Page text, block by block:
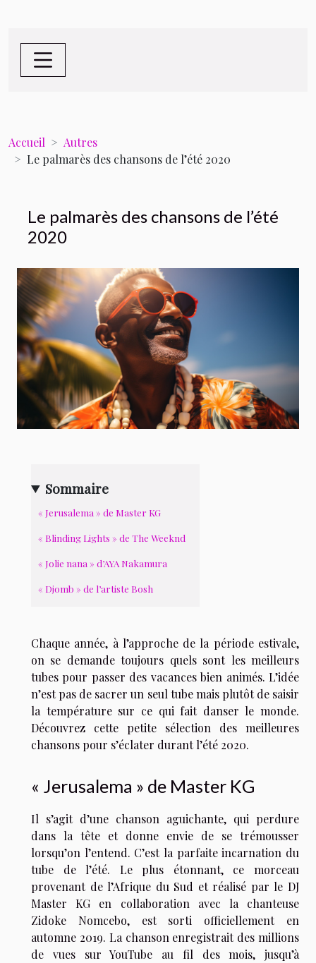
Accueil
Autres
Le palmarès des chansons de l’été 2020
Le palmarès des chansons de l’été
2020
Sommaire
« Jerusalema » de Master KG
« Blinding Lights » de The Weeknd
« Jolie nana » d’AYA Nakamura
« Djomb » de l’artiste Bosh
Chaque année, à l’approche de la période estivale,
on se demande toujours quels sont les meilleurs
tubes pour passer des vacances bien animés. L’idée
n’est pas de sacrer un seul tube mais plutôt de saisir
la température sur ce qui fait danser le monde.
Découvrez cette petite sélection des meilleures
chansons pour s’éclater durant l’été 2020.
« Jerusalema » de Master KG
Il s’agit d’une chanson aguichante, qui perdure
dans la tête et donne envie de se trémousser
lorsqu’on l’entend. C’est la parfaite incarnation du
tube de l’été. Le plus étonnant, ce morceau
provenant de l’Afrique du Sud et réalisé par le DJ
Master KG en collaboration avec la chanteuse
Zidoke Nomcebo, est sorti officiellement en
automne 2019. La chanson enregistrait des millions
de vues sur YouTube au fil des mois, jusqu’à